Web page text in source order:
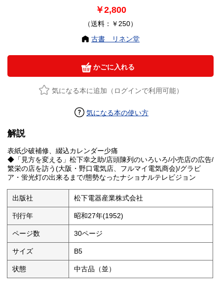
￥2,800
（送料：￥250）
古書 リネン堂
かごに入れる
気になる本に追加（ログインで利用可能）
気になる本の使い方
解説
表紙少破補修、綴込カレンダー少痛
◆「見方を変える」松下幸之助/店頭陳列のいろいろ/小売店の広告/
繁栄の店を訪う(大阪・野口電気店、フルマイ電気商会)/グラビ
ア・蛍光灯の出来るまで/態勢なったナショナルテレビジョン
出版社 松下電器産業株式会社
刊行年 昭和27年(1952)
ページ数 30ページ
サイズ B5
状態 中古品（並）